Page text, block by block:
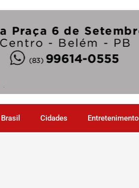
Brasil Cidades Entretenimento